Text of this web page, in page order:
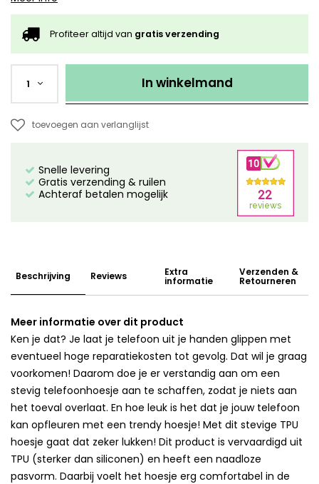
Profiteer altijd van gratis verzending
1 In winkelmand
toevoegen aan verlanglijst
Snelle levering
Gratis verzending & ruilen
Achteraf betalen mogelijk
Beschrijving Reviews Extra
informatie
Verzenden &
Retourneren
Meer informatie over dit product
Ken je dat? Je laat je telefoon uit je handen glippen met
eventueel hoge reparatiekosten tot gevolg. Dat wil je graag
voorkomen! Daarom doe je er verstandig aan om een
stevig telefoonhoesje aan te schaffen, zodat je niets aan
het toeval overlaat. En hoe leuk is het dat je jouw telefoon
kan opfleuren met een trendy hoesje! Met dit stevige TPU
hoesje gaat dat zeker lukken! Dit product is vervaardigd uit
TPU (sterker dan siliconen) en heeft een naadloze
pasvorm. Daarbij voelt het hoesje erg comfortabel in de